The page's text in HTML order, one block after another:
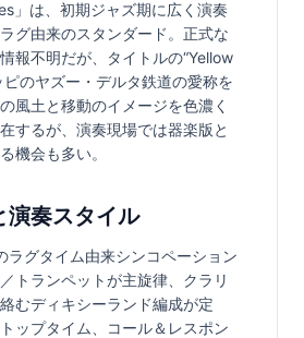
」は、初期ジャズ期に広く演奏
グ由来のスタンダード。正式な
報不明だが、タイトルの“Yellow
のヤズー・デルタ鉄道の愛称を
風土と移動のイメージを色濃く
するが、演奏現場では器楽版と
機会も多い。
演奏スタイル
ラグタイム由来シンコペーション
トランペットが主旋律、クラリ
むディキシーランド編成が定
ップタイム、コール＆レスポン